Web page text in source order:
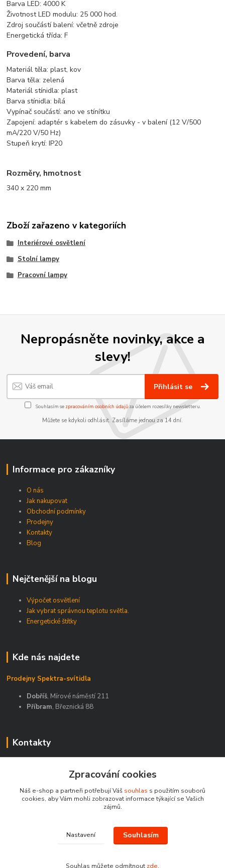
Barva LED: 4000 K
Životnost LED modulu: 25 000 hod.
Zdroj součástí balení: včetně zdroje
Energetická třída: F
Provedení, barva
Materiál těla: plast, kov
Barva těla: zelená
Materiál stínidla: plast
Barva stínidla: bílá
Vypínač součástí: ano ve stínítku
Zapojení: adaptér s kabelem do zásuvky - v balení (12 V/500
mA/220 V/50 Hz)
Stupeň krytí: IP20
Rozměry, hmotnost
340 x 220 mm
Zboží zařazeno v kategoriích
Interiérové osvětlení
Stolní lampy
Pracovní lampy
Nepropásněte novinky, akce a
slevy!
Přihlásit se
Souhlasím se zpracováním osobních údajůza účelem rozesílky newsletteru.
Můžete se kdykoli odhlásit. Zasíláme jednou za 14 dní.
Informace pro zákazníky
O nás
Jak nakupovat
Obchodní podmínky
Prodejny
Kontakty
Blog
Nejčtenější na blogu
Výpočet osvětlení
Jak vybrat správnou teplotu světla.
Energetické štítky
Kde nás najdete
Prodejny Spektra-svítidla
Dobříš, Mírové náměstí 211
Příbram, Březnická 88
Kontakty
+420 603 811 188
spektra-svitidla@seznam.cz
Zpracování cookies
Náš e-shop a partneři potřebují Váš souhlas s použitím souborů
cookies, aby Vám mohli zobrazovat informace týkající se Vašich
zájmů.
Nastavení Souhlasím
Souhlas můžete odmítnout zde.